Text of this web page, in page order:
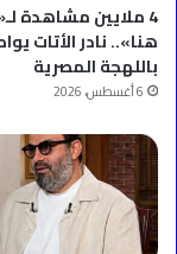
4 ملايين مشاهدة
هنا».. نادر الأتات
باللهجة المصرية
6 أغسطس، 2026